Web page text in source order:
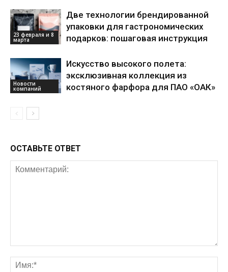
23 февраля и 8
марта
Две технологии брендированной
упаковки для гастрономических
подарков: пошаговая инструкция
Новости
компаний
Искусство высокого полета:
эксклюзивная коллекция из
костяного фарфора для ПАО «ОАК»
ОСТАВЬТЕ ОТВЕТ